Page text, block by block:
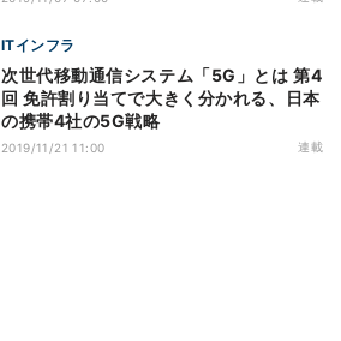
ITインフラ
次世代移動通信システム「5G」とは 第4
回 免許割り当てで大きく分かれる、日本
の携帯4社の5G戦略
2019/11/21 11:00 連載